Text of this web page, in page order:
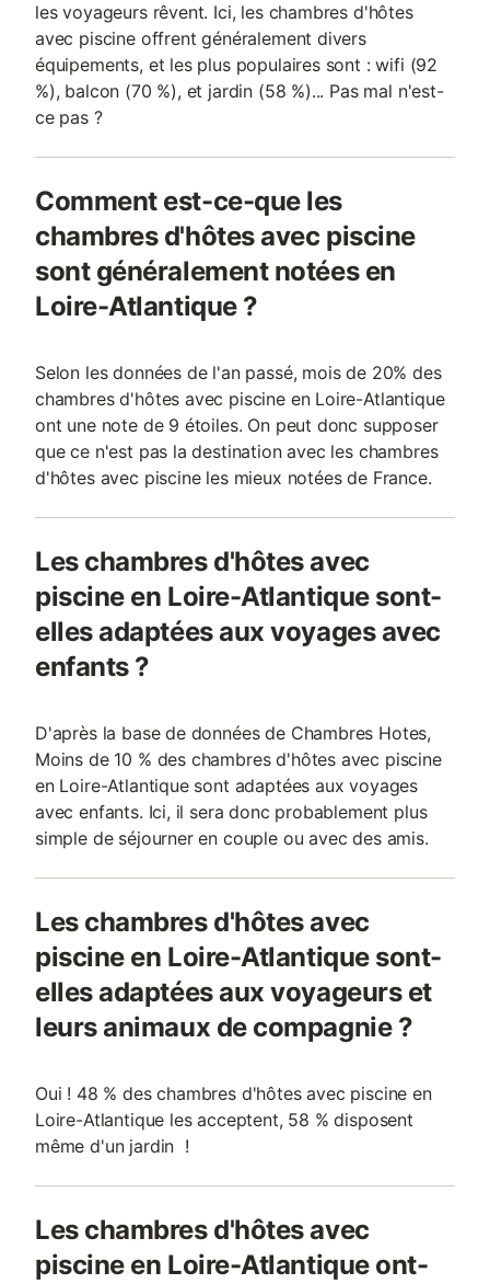
les voyageurs rêvent. Ici, les chambres d'hôtes
avec piscine offrent généralement divers
équipements, et les plus populaires sont : wifi (92
%), balcon (70 %), et jardin (58 %)... Pas mal n'est-
ce pas ?
Comment est-ce-que les
chambres d'hôtes avec piscine
sont généralement notées en
Loire-Atlantique ?
Selon les données de l'an passé, mois de 20% des
chambres d'hôtes avec piscine en Loire-Atlantique
ont une note de 9 étoiles. On peut donc supposer
que ce n'est pas la destination avec les chambres
d'hôtes avec piscine les mieux notées de France.
Les chambres d'hôtes avec
piscine en Loire-Atlantique sont-
elles adaptées aux voyages avec
enfants ?
D'après la base de données de Chambres Hotes,
Moins de 10 % des chambres d'hôtes avec piscine
en Loire-Atlantique sont adaptées aux voyages
avec enfants. Ici, il sera donc probablement plus
simple de séjourner en couple ou avec des amis.
Les chambres d'hôtes avec
piscine en Loire-Atlantique sont-
elles adaptées aux voyageurs et
leurs animaux de compagnie ?
Oui ! 48 % des chambres d'hôtes avec piscine en
Loire-Atlantique les acceptent, 58 % disposent
même d'un jardin !
Les chambres d'hôtes avec
piscine en Loire-Atlantique ont-